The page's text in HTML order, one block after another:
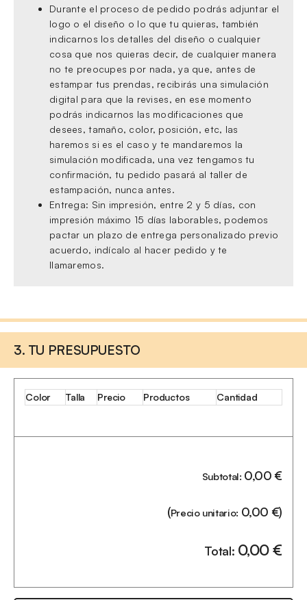
Durante el proceso de pedido podrás adjuntar el
logo o el diseño o lo que tu quieras, también
indicarnos los detalles del diseño o cualquier
cosa que nos quieras decir, de cualquier manera
no te preocupes por nada, ya que, antes de
estampar tus prendas, recibirás una simulación
digital para que la revises, en ese momento
podrás indicarnos las modificaciones que
desees, tamaño, color, posición, etc, las
haremos si es el caso y te mandaremos la
simulación modificada, una vez tengamos tu
confirmación, tu pedido pasará al taller de
estampación, nunca antes.
Entrega: Sin impresión, entre 2 y 5 días, con
impresión máximo 15 días laborables, podemos
pactar un plazo de entrega personalizado previo
acuerdo, indícalo al hacer pedido y te
llamaremos.
3. TU PRESUPUESTO
Color Talla Precio Productos Cantidad
Subtotal: 0,00€
(Precio unitario: 0,00 €)
Total: 0,00€